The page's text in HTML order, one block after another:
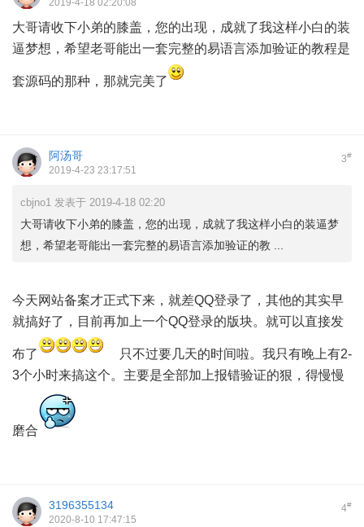
大哥请收下小弟的膝盖，您的出现，成就了我这样小白的装
逼梦想，希望老哥能出一套完整的易语言添加验证的教程是
套源码的那种，那就完美了
3#
阿汤哥
2019-4-23 23:17:51
cbjno1 发表于 2019-4-18 02:20
大哥请收下小弟的膝盖，您的出现，成就了我这样小白的装逼梦
想，希望老哥能出一套完整的易语言添加验证的教 ...
今天网站备案才正式下来，就差QQ登录了，其他的其实早
就搞好了，目前再加上一个QQ登录的版块。就可以直接发
布了
只不过要几天的时间啦。我只有晚上有2-
3个小时来搞这个。主要是全部加上报错验证的狠，得慢慢
磨合
4#
3196355134
2020-8-10 17:47:15